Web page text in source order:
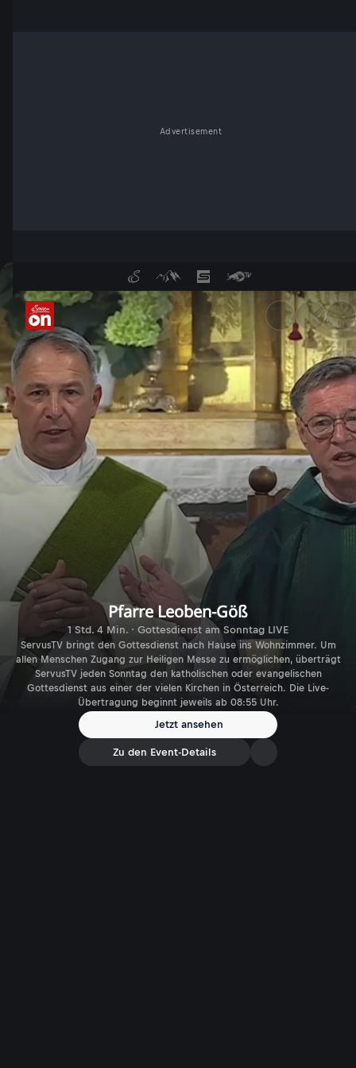
Advertisement
Pfarre Leoben-Göß -
Pfarre Leoben-Göß
1 Std. 4 Min. · Gottesdienst am Sonntag LIVE
ServusTV bringt den Gottesdienst nach Hause ins Wohnzimmer. Um
allen Menschen Zugang zur Heiligen Messe zu ermöglichen, überträgt
ServusTV jeden Sonntag den katholischen oder evangelischen
Gottesdienst aus einer der vielen Kirchen in Österreich. Die Live-
Übertragung beginnt jeweils ab 08:55 Uhr.
Jetzt ansehen
Zu den Event-Details